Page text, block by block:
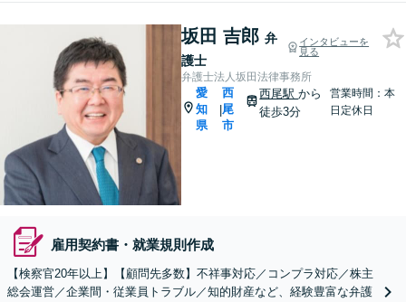
坂田 吉郎 弁
護士
インタビューを
見る
弁護士法人坂田法律事務所
愛
知
県
|
西
尾
市
西尾駅から
徒歩3分
営業時間：本
日定休日
雇用契約書・就業規則作成
【検察官20年以上】【顧問先多数】不祥事対応／コンプラ対応／株主
総会運営／企業間・従業員トラブル／知的財産など、経験豊富な弁護